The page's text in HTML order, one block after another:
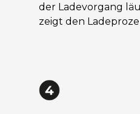
der Ladevorgang
zeigt den